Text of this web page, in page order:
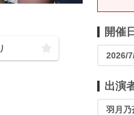
開催日
2026/
出演
羽月乃